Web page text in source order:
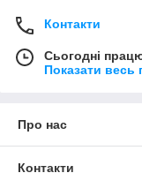
Контакти
Сьогодні
Показати весь
Про нас
Контакти